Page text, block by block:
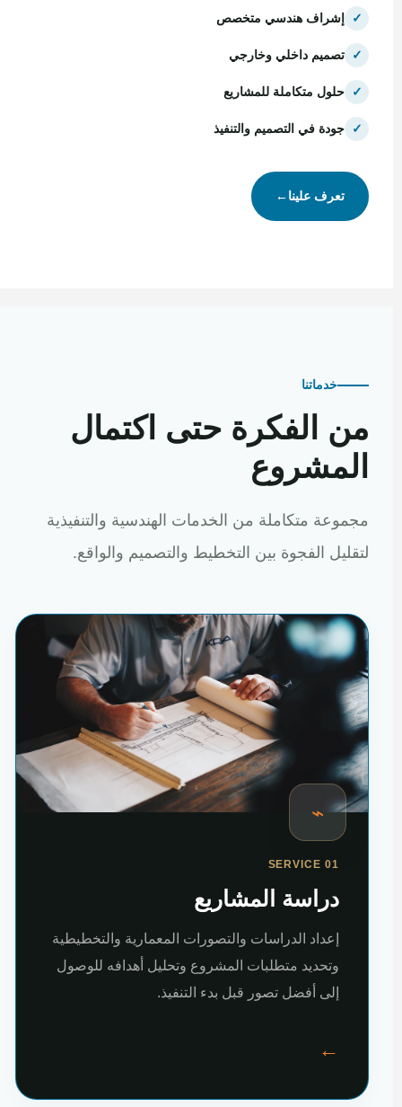
✓ إشراف هندسي متخصص
✓ تصميم داخلي وخارجي
✓ حلول متكاملة للمشاريع
✓ جودة في التصميم والتنفيذ
تعرف علينا←
خدماتنا
من الفكرة حتى اكتمال
المشروع
مجموعة متكاملة من الخدمات الهندسية والتنفيذية
لتقليل الفجوة بين التخطيط والتصميم والواقع.
⌁
SERVICE 01
دراسة المشاريع
إعداد الدراسات والتصورات المعمارية والتخطيطية
وتحديد متطلبات المشروع وتحليل أهدافه للوصول
إلى أفضل تصور قبل بدء التنفيذ.
←